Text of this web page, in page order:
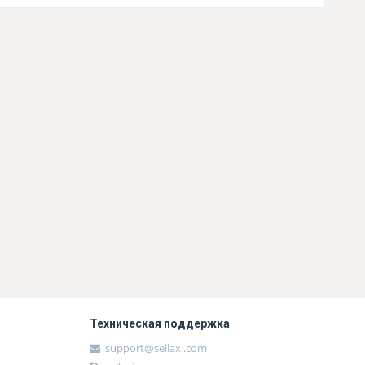
Техническая поддержка
support@sellaxi.com